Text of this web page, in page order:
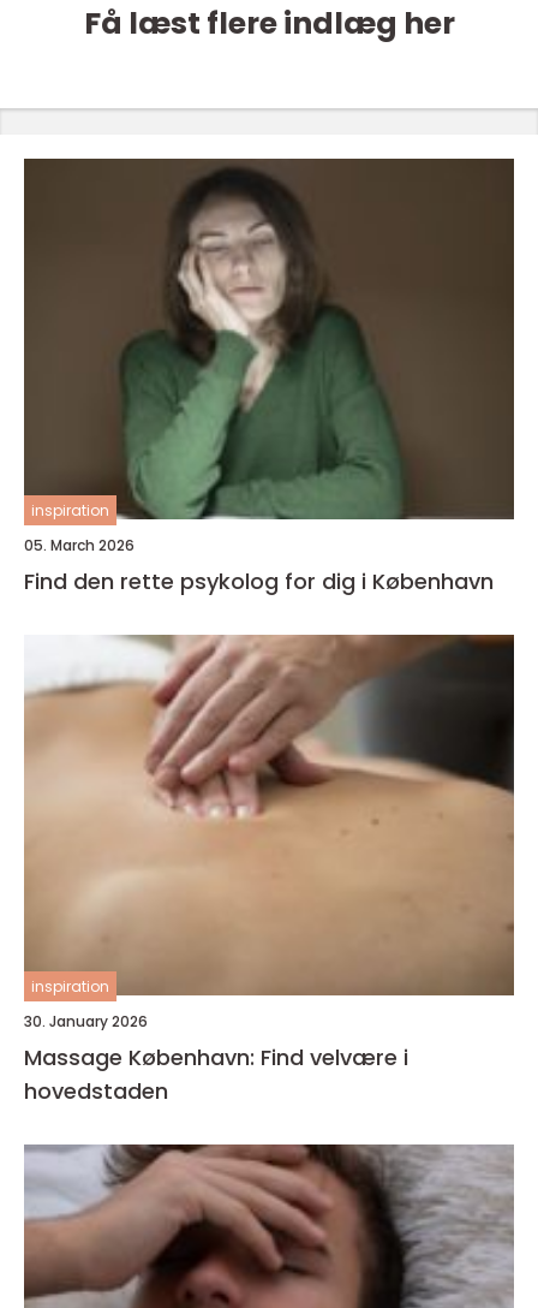
Få læst flere indlæg her
inspiration
05. March 2026
Find den rette psykolog for dig i København
inspiration
30. January 2026
Massage København: Find velvære i
hovedstaden